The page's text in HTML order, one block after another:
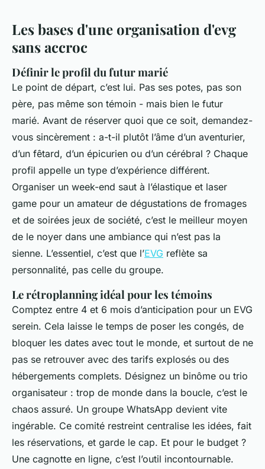
Les bases d'une organisation d'evg
sans accroc
Définir le profil du futur marié
Le point de départ, c’est lui. Pas ses potes, pas son
père, pas même son témoin - mais bien le futur
marié. Avant de réserver quoi que ce soit, demandez-
vous sincèrement : a-t-il plutôt l’âme d’un aventurier,
d’un fêtard, d’un épicurien ou d’un cérébral ? Chaque
profil appelle un type d’expérience différent.
Organiser un week-end saut à l’élastique et laser
game pour un amateur de dégustations de fromages
et de soirées jeux de société, c’est le meilleur moyen
de le noyer dans une ambiance qui n’est pas la
sienne. L’essentiel, c’est que l’EVG reflète sa
personnalité, pas celle du groupe.
Le rétroplanning idéal pour les témoins
Comptez entre 4 et 6 mois d’anticipation pour un EVG
serein. Cela laisse le temps de poser les congés, de
bloquer les dates avec tout le monde, et surtout de ne
pas se retrouver avec des tarifs explosés ou des
hébergements complets. Désignez un binôme ou trio
organisateur : trop de monde dans la boucle, c’est le
chaos assuré. Un groupe WhatsApp devient vite
ingérable. Ce comité restreint centralise les idées, fait
les réservations, et garde le cap. Et pour le budget ?
Une cagnotte en ligne, c’est l’outil incontournable.